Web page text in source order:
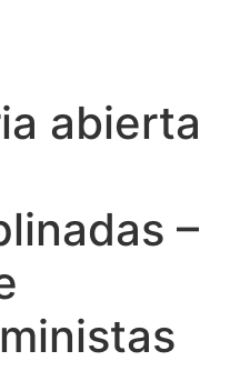
abierta
–